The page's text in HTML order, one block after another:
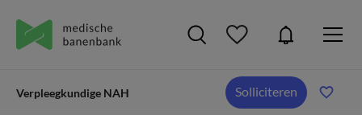
Verpleegkundige NAH Solliciteren